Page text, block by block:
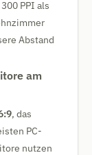
PPI als
Abstand
am
, das
PC-
nutzen